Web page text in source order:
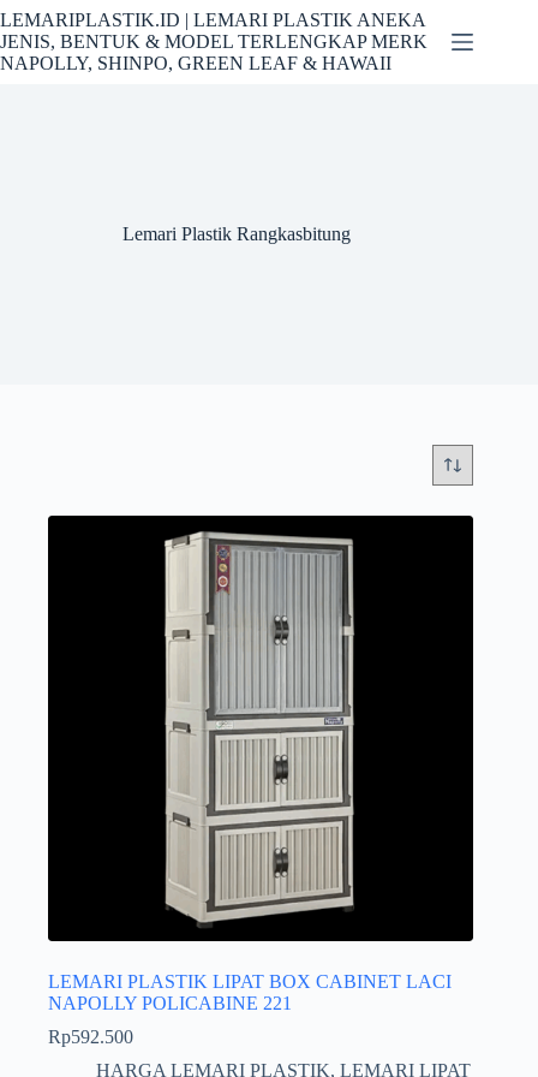
Skip
to
content
LEMARIPLASTIK.ID | LEMARI PLASTIK ANEKA
JENIS, BENTUK & MODEL TERLENGKAP MERK
NAPOLLY, SHINPO, GREEN LEAF & HAWAII
Lemari Plastik Rangkasbitung
LEMARI PLASTIK LIPAT BOX CABINET LACI
NAPOLLY POLICABINE 221
Rp592.500
HARGA LEMARI PLASTIK, LEMARI LIPAT